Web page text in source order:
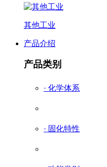
其他工业
产品介绍
产品类别
· 化学体系
· 固化特性